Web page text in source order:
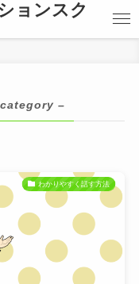
ョンスク
–
わかりやすく話す方法